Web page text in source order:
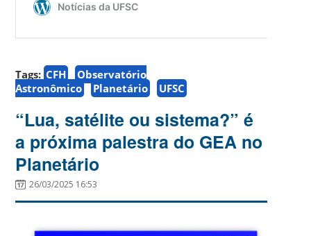
Tags: CFH
Observatório
Astronômico
Planetário UFSC
“Lua, satélite ou sistema?” é
a próxima palestra do GEA no
Planetário
26/03/2025 16:53